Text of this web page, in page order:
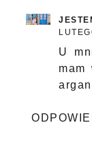
U
mam